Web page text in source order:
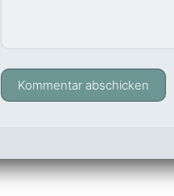
Kommentar abschicken